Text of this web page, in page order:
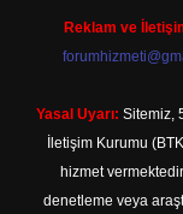
Reklam ve
Yasal Uyarı: Sitemiz,
İletişim Kurumu
hizmet
denetleme veya